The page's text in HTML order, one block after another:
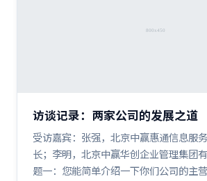
访谈记录：两家公司的发展之道
受访嘉宾：张强，北京中赢惠通信息服
长；李明，北京中赢华创企业管理集团
题一：您能简单介绍一下你们公司的主